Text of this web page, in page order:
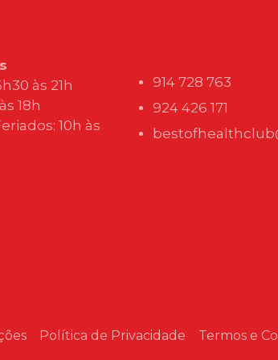
às 21h
18h
10h às
914 728 763
924 426 171
Política de Privacidade Termos e